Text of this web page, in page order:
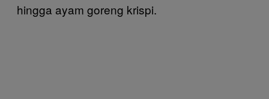
hingga ayam goreng krispi.